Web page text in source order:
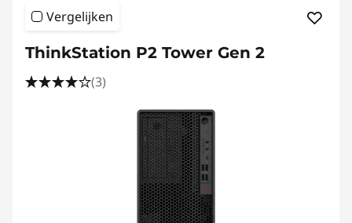
Vergelijken
ThinkStation P2 Tower Gen 2
(3)